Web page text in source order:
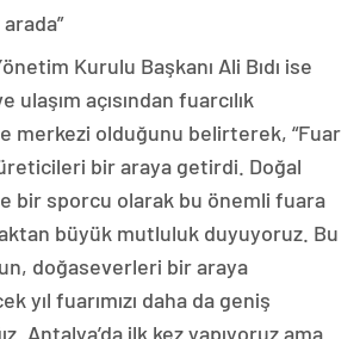
Kurulu Başkanı Ali Bıdı ise
ulaşım açısından fuarcılık
merkezi olduğunu belirterek, “Fuar
bir araya getirdi. Doğal
bir sporcu olarak bu önemli fuara
büyük mutluluk duyuyoruz. Bu
doğaseverleri bir araya
yıl fuarımızı daha da geniş
Antalya’da ilk kez yapıyoruz ama